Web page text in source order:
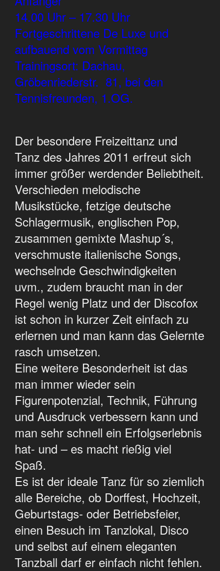
14.00 Uhr – 17.30 Uhr
Fortgeschrittene De Luxe und
aufbauend vom Vormittag
Trainingsort: Dachau,
Gröbenriederstr. 81, bei den
Tennisfreunden, 1.OG.
Der besondere Freizeittanz und
Tanz des Jahres 2011 erfreut sich
immer größer werdender Beliebtheit.
Verschieden melodische
Musikstücke, fetzige deutsche
Schlagermusik, englischen Pop,
zusammen gemixte Mashup´s,
verschmuste italienische Songs,
wechselnde Geschwindigkeiten
uvm., zudem braucht man in der
Regel wenig Platz und der Discofox
ist schon in kurzer Zeit einfach zu
erlernen und man kann das Gelernte
rasch umsetzen.
Eine weitere Besonderheit ist das
man immer wieder sein
Figurenpotenzial, Technik, Führung
und Ausdruck verbessern kann und
man sehr schnell ein Erfolgserlebnis
hat- und – es macht rießig viel
Spaß.
Es ist der ideale Tanz für so ziemlich
alle Bereiche, ob Dorffest, Hochzeit,
Geburtstags- oder Betriebsfeier,
einen Besuch im Tanzlokal, Disco
und selbst auf einem eleganten
Tanzball darf er einfach nicht fehlen.